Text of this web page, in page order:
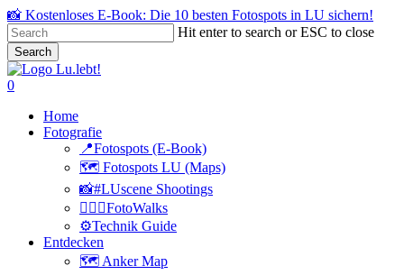
Skip
to
main
content
📸 Kostenloses E-Book: Die 10 besten Fotospots in LU sichern!
Hit enter to search or ESC to close
Search
Close
Search
search
0
Home
Fotografie
📍Fotospots (E-Book)
🗺️ Fotospots LU (Maps)
📸#LUscene Shootings
🚶🏻‍♂️FotoWalks
⚙️Technik Guide
Entdecken
🗺️ Anker Map